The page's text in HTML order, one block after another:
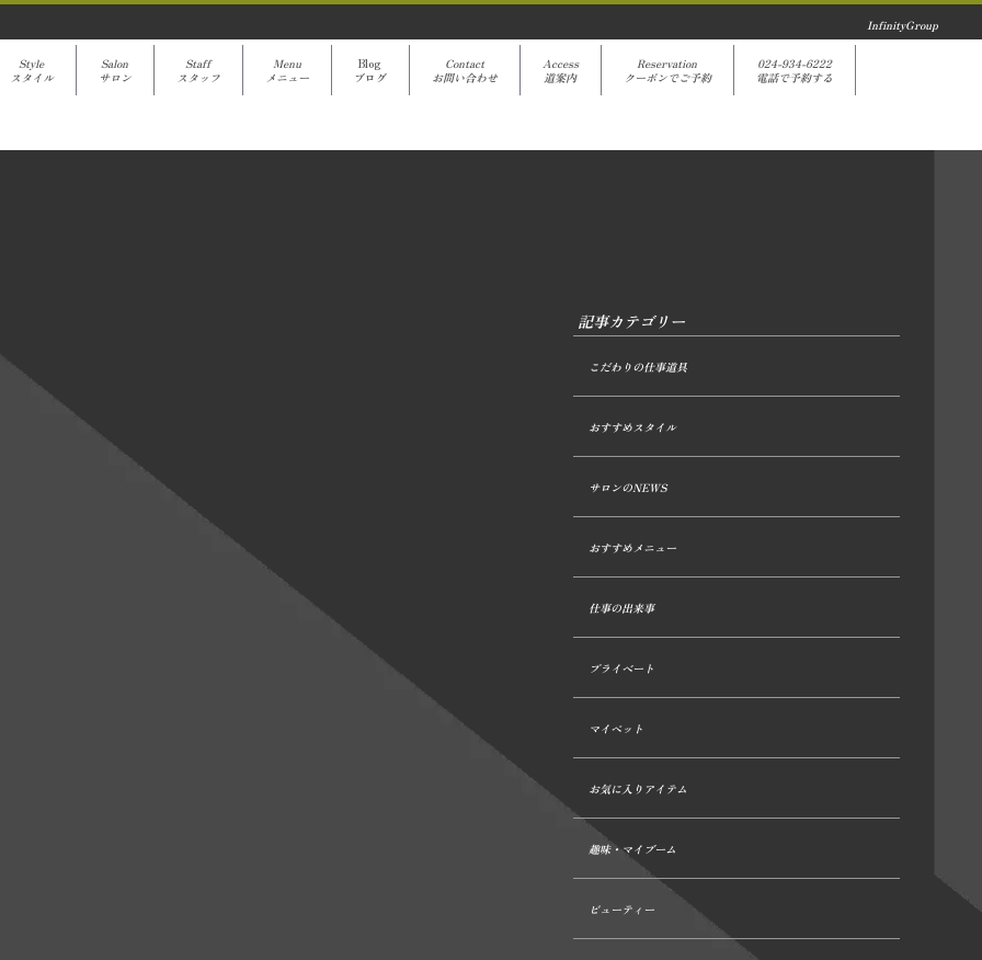
InfinityGroup
Style
スタイル
Salon
サロン
Staff
スタッフ
Menu
メニュー
Blog
ブログ
Contact
お問い合わせ
Access
道案内
Reservation
クーポンでご予約
024-934-6222
電話で予約する
記事カテゴリー
こだわりの仕事道具
おすすめスタイル
サロンのNEWS
おすすめメニュー
仕事の出来事
プライベート
マイペット
お気に入りアイテム
趣味・マイブーム
ビューティー